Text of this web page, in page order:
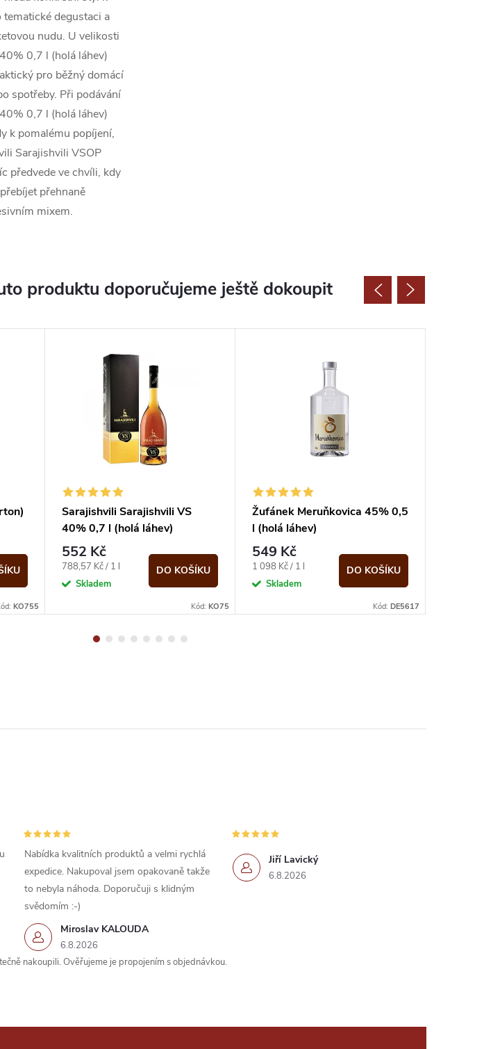
degustaci a
nudu. U velikosti
0,7 l (holá láhev)
pro běžný domácí
spotřeby. Při podávání
0,7 l (holá láhev)
k pomalému popíjení,
Sarajishvili VSOP
předvede ve chvíli, kdy
přehnaně
mixem.
produktu doporučujeme ještě dokoupit
KO755
Sarajishvili Sarajishvili VS
40% 0,7 l (holá láhev)
552 Kč
Měrná
cena:
788,57 Kč / 1 l
Skladem
DO KOŠÍKU
Kód: KO75
Žufánek Meruňkovica 45% 0,5
l (holá láhev)
549 Kč
Měrná
cena:
1 098 Kč / 1 l
Skladem
DO KOŠÍKU
Kód: DE5617
Miroslav KALOUDA
6.8.2026
Nabídka kvalitních produktů a velmi rychlá
expedice. Nakupoval jsem opakovaně takže
to nebyla náhoda. Doporučuji s klidným
svědomím :-)
Jiří Lavický
6.8.2026
nakoupili. Ověřujeme je propojením s objednávkou.